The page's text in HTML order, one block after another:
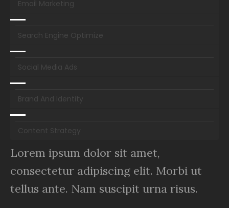
Email Marketing
Search Engine Optimize
Social Media Ads
Brand And Identity
Content Strategy
Lorem ipsum dolor sit amet,
consectetur adipiscing elit. Morbi ut
tellus ante. Nam suscipit urna risus.